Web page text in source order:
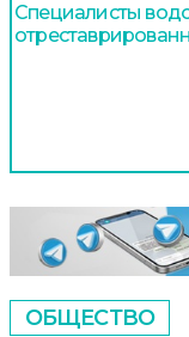
Специалисты
ОБЩЕСТВО